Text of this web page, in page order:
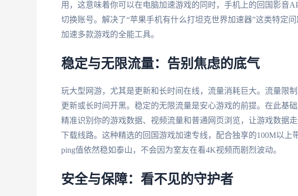
用，这意味着你可以在电脑加速游戏的同时，手机上的回国影音
切换账号。解决了“苹果手机有什么打坦克世界加速器”这类特定
加速多款游戏的全能工具。
稳定与无限流量：告别焦虑的底气
玩大型网游，尤其是更新和长时间在线，流量消耗巨大。流量限
更新或长时间开黑。稳定的无限流量是安心游戏的前提。在此基
精准识别你的游戏数据、视频流量和普通网页浏览，让游戏数据
下载线路。这种精选的回国游戏加速专线，配合独享的100M以上
ping值依然稳如泰山，不会因为室友在看4K视频而剧烈波动。
安全与保障：看不见的守护者